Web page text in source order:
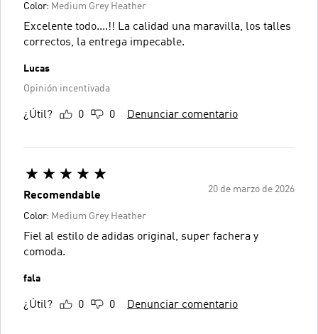
Color: Medium Grey Heather
Excelente todo....!! La calidad una maravilla, los talles
correctos, la entrega impecable.
Lucas
Opinión incentivada
¿Útil? 0 0 Denunciar comentario
20 de marzo de 2026
Recomendable
Color: Medium Grey Heather
Fiel al estilo de adidas original, super fachera y
comoda.
fala
¿Útil? 0 0 Denunciar comentario